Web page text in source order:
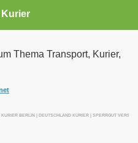
Kurier
Thema Transport, Kurier,
BERLIN | DEUTSCHLAND KURIER | SPERRGUT